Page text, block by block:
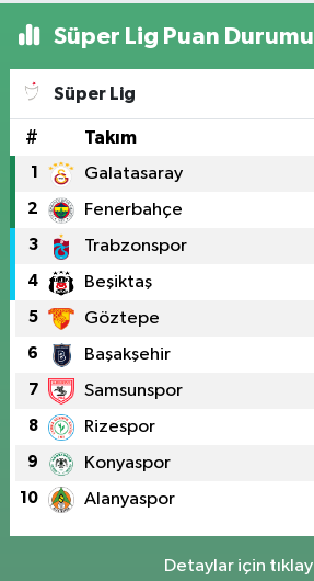
Süper Lig Puan Durumu
Süper Lig
# Takım
1 Galatasaray
2 Fenerbahçe
3 Trabzonspor
4 Beşiktaş
5 Göztepe
6 Başakşehir
7 Samsunspor
8 Rizespor
9 Konyaspor
10 Alanyaspor
Detaylar için